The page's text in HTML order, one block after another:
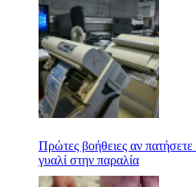
Πρώτες βοήθειες αν πατήσετε
γυαλί στην παραλία